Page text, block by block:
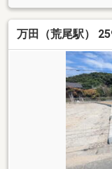
万田（荒尾駅）